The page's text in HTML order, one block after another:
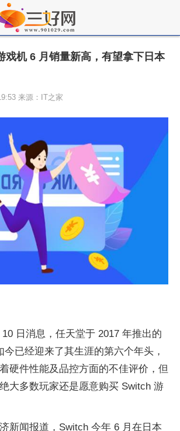
戏机 6 月销量新高，有望拿下日本
来源：IT之家
日消息，任天堂于 2017 年推出的
已经迎来了其生涯的第六个年头，
硬件性能及品控方面的不佳评价，但
大多数玩家还是愿意购买 Switch 游
新闻报道，Switch 今年 6 月在日本